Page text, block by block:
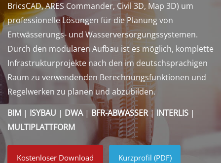
BricsCAD, ARES Commander, Civil 3D, Map 3D) um
professionelle Lösungen für die Planung von
Entwässerungs- und Wasserversorgungssystemen.
Durch den modularen Aufbau ist es möglich, komplette
Infrastrukturprojekte nach den im deutschsprachigen
Raum zu verwendenden Berechnungsfunktionen und
Regelwerken zu planen und abzubilden.
BIM | ISYBAU | DWA| BFR-ABWASSER| INTERLIS |
MULTIPLATTFORM
Kostenloser Download Kurzprofil (PDF)